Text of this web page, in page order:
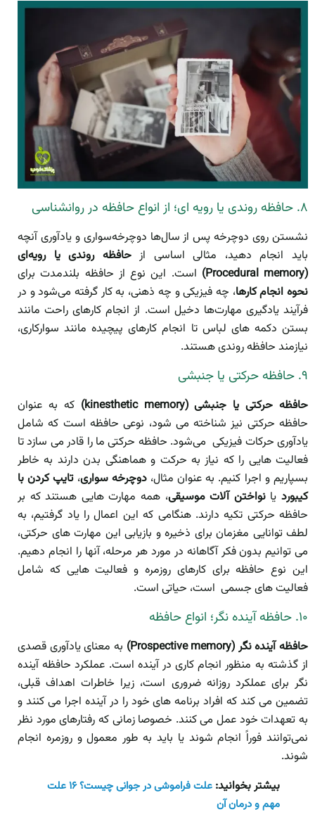
۸. حافظه روندی یا رویه ای؛ از انواع حافظه در روانشناسی
نشستن روی دوچرخه پس از سال‌ها دوچرخه‌سواری و یادآوری آنچه
باید انجام دهید، مثالی اساسی ازحافظه روندی یا رویه‌ای
(Procedural memory)
است. این نوع از حافظه بلندمدت برای
نحوه انجام کارها، چه فیزیکی و چه ذهنی، به کار گرفته می‌شود و در
فرآیند یادگیری مهارت‌ها دخیل است. از انجام کارهای راحت مانند
بستن دکمه های لباس تا انجام کارهای پیچیده مانند سوارکاری،
نیازمند حافظه روندی هستند.
۹. حافظه حرکتی یا جنبشی
حافظه حرکتی یا جنبشی (kinesthetic memory)
که به عنوان
حافظه حرکتی نیز شناخته می شود، نوعی حافظه است که شامل
یادآوری حرکات فیزیکی می‌شود. حافظه حرکتی ما را قادر می سازد تا
فعالیت هایی را که نیاز به حرکت و هماهنگی بدن دارند به خاطر
بسپاریم و اجرا کنیم. به عنوان مثال،دوچرخه سواری،تایپ کردن با
کیبوردیانواختن آلات موسیقی، همه مهارت هایی هستند که بر
حافظه حرکتی تکیه دارند. هنگامی که این اعمال را یاد گرفتیم، به
لطف توانایی مغزمان برای ذخیره و بازیابی این مهارت های حرکتی،
می توانیم بدون فکر آگاهانه در مورد هر مرحله، آنها را انجام دهیم.
این نوع حافظه برای کارهای روزمره و فعالیت هایی که شامل
فعالیت های جسمی است، حیاتی است.
۱۰. حافظه آینده نگر؛ انواع حافظه
حافظه آینده نگر (Prospective memory)
به معنای یادآوری قصدی
از گذشته به منظور انجام کاری در آینده است. عملکرد حافظه آینده
نگر برای عملکرد روزانه ضروری است، زیرا خاطرات اهداف قبلی،
تضمین می کند که افراد برنامه های خود را در آینده اجرا می کنند و
به تعهدات خود عمل می کنند. خصوصا زمانی که رفتارهای مورد نظر
نمی‌توانند فوراً انجام شوند یا باید به طور معمول و روزمره انجام
شوند.
بیشتر بخوانید:
علت فراموشی در جوانی چیست؟ ۱۶ علت
مهم و درمان آن